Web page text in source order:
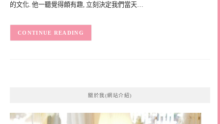
的文化. 他一聽覺得頗有趣, 立刻決定我們當天…
CONTINUE READING
關於我(網站介紹)